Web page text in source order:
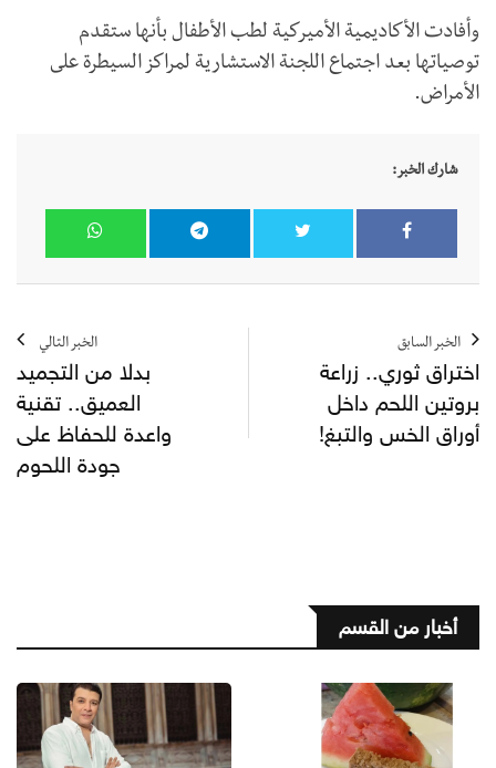
وأفادت الأكاديمية الأميركية لطب الأطفال بأنها ستقدم
توصياتها بعد اجتماع اللجنة الاستشارية لمراكز السيطرة على
الأمراض.
شارك الخبر:
الخبر السابق
اختراق ثوري.. زراعة
بروتين اللحم داخل
أوراق الخس والتبغ!
الخبر التالي
بدلا من التجميد
العميق.. تقنية
واعدة للحفاظ على
جودة اللحوم
أخبار من القسم